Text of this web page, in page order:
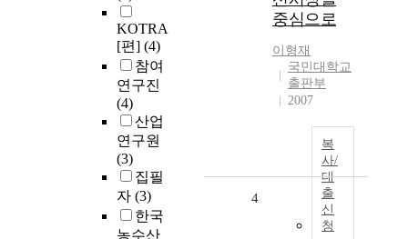
KOTRA
[편] (4)
참여
연구진
(4)
산업
연구원
(3)
집필
자 (3)
한국
농수산
중심으로
이형재
국민대학교
출판부
2007
복
사/
대
출
신
청
4